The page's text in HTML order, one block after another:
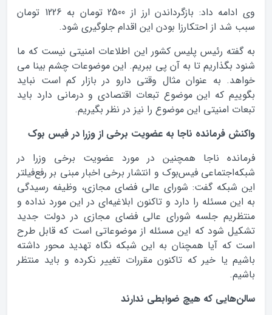
وی ادامه داد: بازگرداندن ارز از 2500 تومان به 1226 تومان
سبب شد از احتکارزا بودن این اقدام جلوگیری شود.
به گفته رئیس پلیس کشور این اطلاعات امنیتی نیست که ما
شنود بگذاریم تا به آن پی ببریم. این موضوعات چشم بینا می
خواهد. به عنوان مثال وقتی دارو در بازار کم است نباید
بگوییم که این موضوع تبعات اقتصادی و درمانی دارد باید
تبعات امنیتی این موضوع را نیز در نظر بگیریم.
واکنش فرمانده ناجا به عضويت برخي از وزرا در فيس بوک
فرمانده ناجا همچنین در مورد عضویت برخی وزرا در
شبکه‌اجتماعی فیس‌بوک و انتشار برخی اخبار مبنی بر رفع‌فیلتر
این شبکه گفت: شورای عالی فضای مجازی، وظیفه رسیدگی
به این مسئله را دارد و تاکنون ابلاغیه‌ای در این مورد نداده و
منتظریم جلسه شورای عالی فضای مجازی در دولت جدید
تشکیل شود که این مسئله از موضوعاتی است که قابل طرح
است که آیا همچنان به این شبکه نگاه تهدید محور داشته
باشیم یا خیر که تاکنون مقررات تغییر نکرده و باید منتظر
باشیم.
سالن‌هايي که هيچ ضوابطي ندارند